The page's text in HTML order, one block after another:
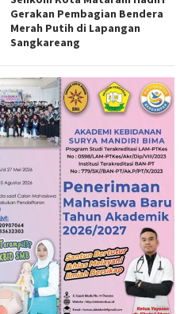
Gerakan Pembagian Bendera
Merah Putih di Lapangan
Sangkareang